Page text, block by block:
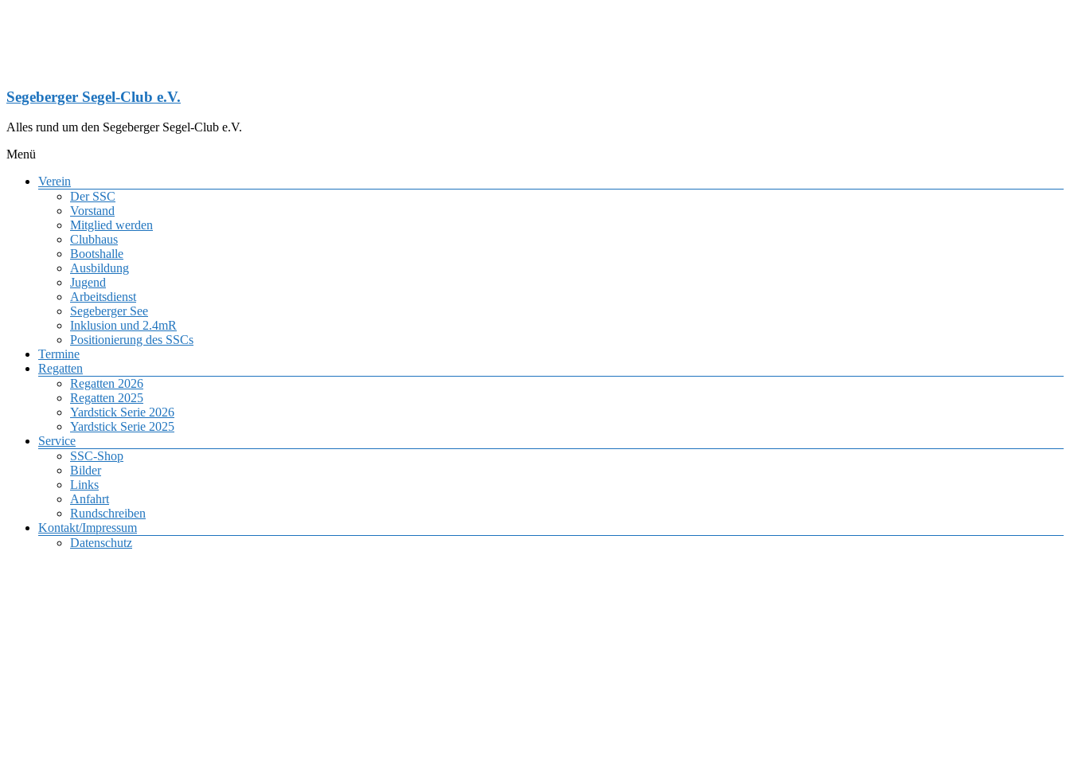
Segeberger Segel-Club e.V.
Alles rund um den Segeberger Segel-Club e.V.
Menü
Verein
Der SSC
Vorstand
Mitglied werden
Clubhaus
Bootshalle
Ausbildung
Jugend
Arbeitsdienst
Segeberger See
Inklusion und 2.4mR
Positionierung des SSCs
Termine
Regatten
Regatten 2026
Regatten 2025
Yardstick Serie 2026
Yardstick Serie 2025
Service
SSC-Shop
Bilder
Links
Anfahrt
Rundschreiben
Kontakt/Impressum
Datenschutz